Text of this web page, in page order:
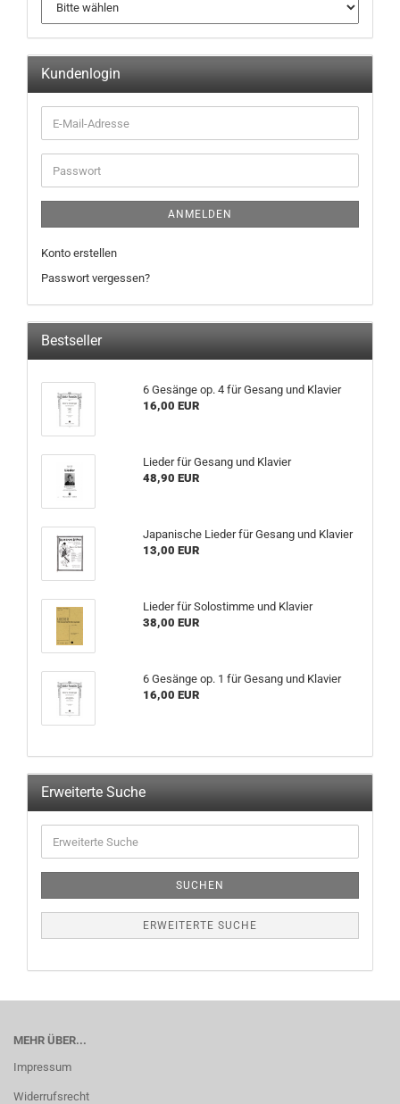
Kundenlogin
ANMELDEN
Konto erstellen
Passwort vergessen?
Bestseller
6 Gesänge op. 4 für Gesang und Klavier
16,00 EUR
Lieder für Gesang und Klavier
48,90 EUR
Japanische Lieder für Gesang und Klavier
13,00 EUR
Lieder für Solostimme und Klavier
38,00 EUR
6 Gesänge op. 1 für Gesang und Klavier
16,00 EUR
Erweiterte Suche
SUCHEN
ERWEITERTE SUCHE
MEHR ÜBER...
Impressum
Widerrufsrecht